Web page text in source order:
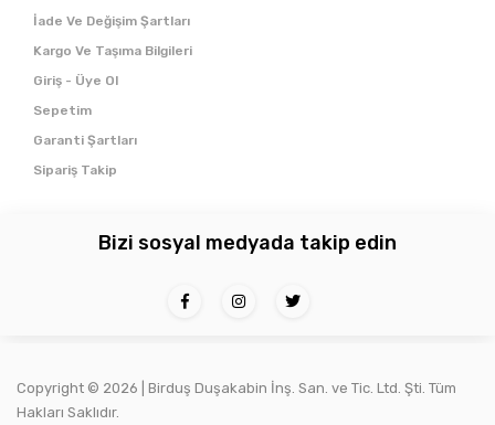
İade Ve Değişim Şartları
Kargo Ve Taşıma Bilgileri
Giriş - Üye Ol
Sepetim
Garanti Şartları
Sipariş Takip
Bizi sosyal medyada takip edin
Copyright © 2026 | Birduş Duşakabin İnş. San. ve Tic. Ltd. Şti. Tüm
Hakları Saklıdır.